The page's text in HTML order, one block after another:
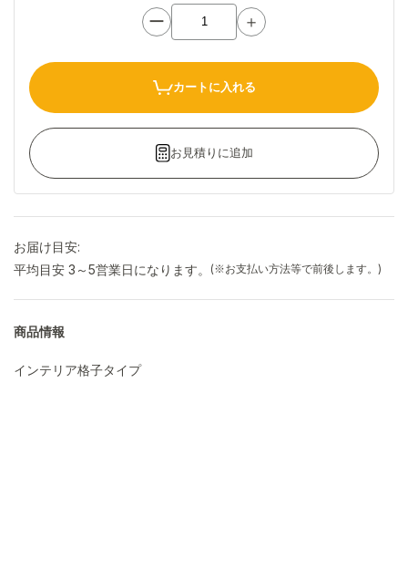
ー ＋
カートに入れる
お見積りに追加
お届け目安:
平均目安 3～5営業日になります。
(※お支払い方法等で前後します。)
商品情報
インテリア格子タイプ